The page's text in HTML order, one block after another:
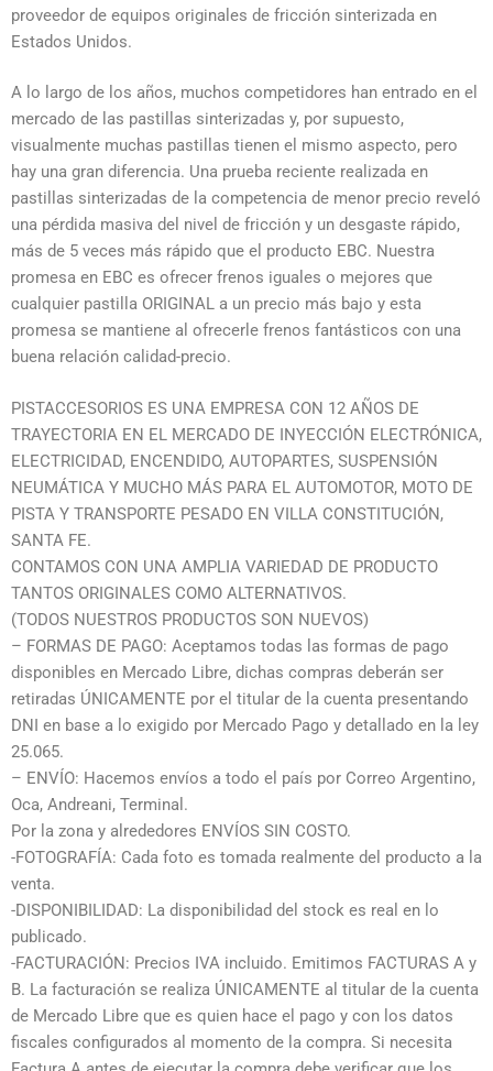
proveedor de equipos originales de fricción sinterizada en
Estados Unidos.
A lo largo de los años, muchos competidores han entrado en el
mercado de las pastillas sinterizadas y, por supuesto,
visualmente muchas pastillas tienen el mismo aspecto, pero
hay una gran diferencia. Una prueba reciente realizada en
pastillas sinterizadas de la competencia de menor precio reveló
una pérdida masiva del nivel de fricción y un desgaste rápido,
más de 5 veces más rápido que el producto EBC. Nuestra
promesa en EBC es ofrecer frenos iguales o mejores que
cualquier pastilla ORIGINAL a un precio más bajo y esta
promesa se mantiene al ofrecerle frenos fantásticos con una
buena relación calidad-precio.
PISTACCESORIOS ES UNA EMPRESA CON 12 AÑOS DE
TRAYECTORIA EN EL MERCADO DE INYECCIÓN ELECTRÓNICA,
ELECTRICIDAD, ENCENDIDO, AUTOPARTES, SUSPENSIÓN
NEUMÁTICA Y MUCHO MÁS PARA EL AUTOMOTOR, MOTO DE
PISTA Y TRANSPORTE PESADO EN VILLA CONSTITUCIÓN,
SANTA FE.
CONTAMOS CON UNA AMPLIA VARIEDAD DE PRODUCTO
TANTOS ORIGINALES COMO ALTERNATIVOS.
(TODOS NUESTROS PRODUCTOS SON NUEVOS)
– FORMAS DE PAGO: Aceptamos todas las formas de pago
disponibles en Mercado Libre, dichas compras deberán ser
retiradas ÚNICAMENTE por el titular de la cuenta presentando
DNI en base a lo exigido por Mercado Pago y detallado en la ley
25.065.
– ENVÍO: Hacemos envíos a todo el país por Correo Argentino,
Oca, Andreani, Terminal.
Por la zona y alrededores ENVÍOS SIN COSTO.
-FOTOGRAFÍA: Cada foto es tomada realmente del producto a la
venta.
-DISPONIBILIDAD: La disponibilidad del stock es real en lo
publicado.
-FACTURACIÓN: Precios IVA incluido. Emitimos FACTURAS A y
B. La facturación se realiza ÚNICAMENTE al titular de la cuenta
de Mercado Libre que es quien hace el pago y con los datos
fiscales configurados al momento de la compra. Si necesita